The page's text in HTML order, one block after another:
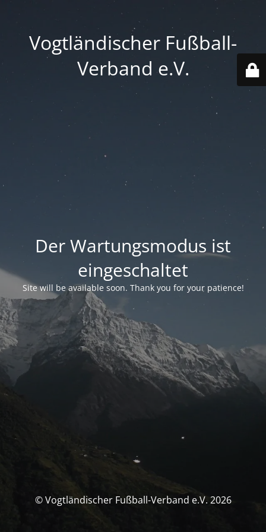
Vogtländischer Fußball-
Verband e.V.
Der Wartungsmodus ist
eingeschaltet
Site will be available soon. Thank you for your patience!
© Vogtländischer Fußball-Verband e.V. 2026